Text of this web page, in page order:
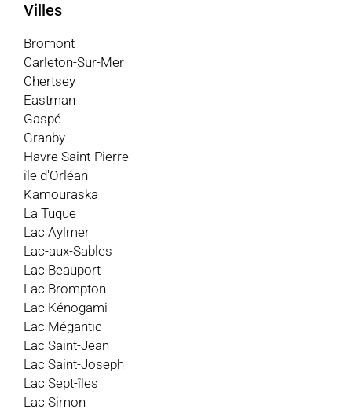
Villes
Bromont
Carleton-Sur-Mer
Chertsey
Eastman
Gaspé
Granby
Havre Saint-Pierre
île d'Orléan
Kamouraska
La Tuque
Lac Aylmer
Lac-aux-Sables
Lac Beauport
Lac Brompton
Lac Kénogami
Lac Mégantic
Lac Saint-Jean
Lac Saint-Joseph
Lac Sept-îles
Lac Simon